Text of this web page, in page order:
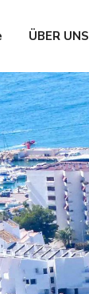
ÜBER UNS